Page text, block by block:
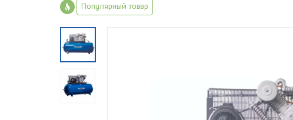
Популярный товар